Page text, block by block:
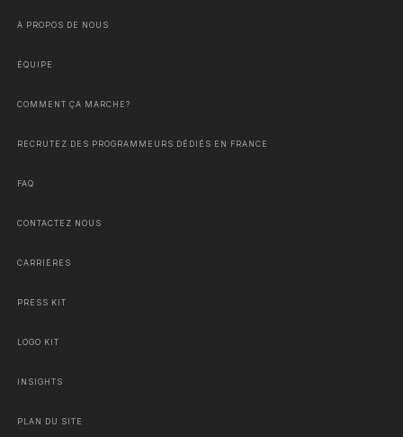
À PROPOS DE NOUS
ÉQUIPE
COMMENT ÇA MARCHE?
RECRUTEZ DES PROGRAMMEURS DÉDIÉS EN FRANCE
FAQ
CONTACTEZ NOUS
CARRIÈRES
PRESS KIT
LOGO KIT
INSIGHTS
PLAN DU SITE